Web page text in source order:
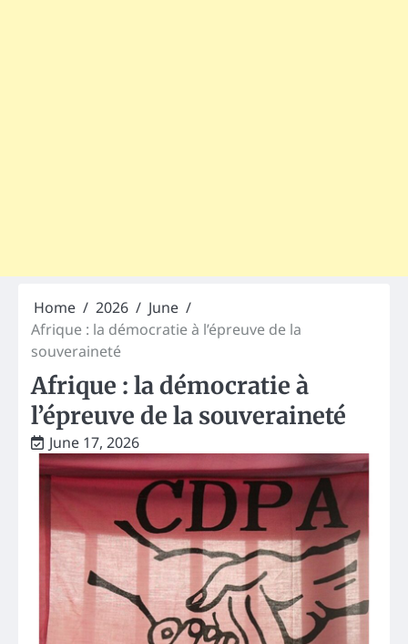
Home 2026
June
Afrique : la démocratie à l’épreuve de la
souveraineté
Afrique : la démocratie à
l’épreuve de la souveraineté
June 17, 2026